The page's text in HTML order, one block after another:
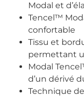
Modal et
Tencel™
confortable
Tissu et
permettant
Modal
d’un dérivé
Technique